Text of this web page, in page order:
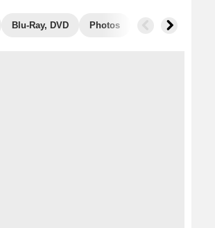
Blu-Ray, DVD Photos Secrets de